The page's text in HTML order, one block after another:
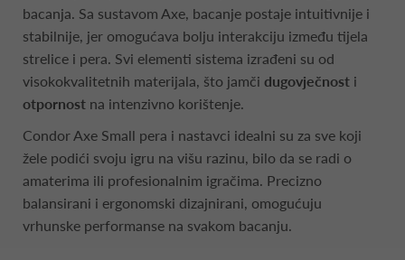
bacanja. Sa sustavom Axe, bacanje postaje intuitivnije i
stabilnije, jer omogućava bolju interakciju između tijela
strelice i pera. Svi elementi sistema izrađeni su od
visokokvalitetnih materijala, što jamči dugovječnost i
otpornost na intenzivno korištenje.
Condor Axe Small pera i nastavci idealni su za sve koji
žele podići svoju igru na višu razinu, bilo da se radi o
amaterima ili profesionalnim igračima. Precizno
balansirani i ergonomski dizajnirani, omogućuju
vrhunske performanse na svakom bacanju.